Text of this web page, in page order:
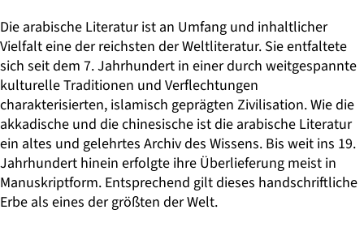
Die arabische Literatur ist an Umfang und inhaltlicher
Vielfalt eine der reichsten der Weltliteratur. Sie entfaltete
sich seit dem 7. Jahrhundert in einer durch weitgespannte
kulturelle Traditionen und Verflechtungen
charakterisierten, islamisch geprägten Zivilisation. Wie die
akkadische und die chinesische ist die arabische Literatur
ein altes und gelehrtes Archiv des Wissens. Bis weit ins 19.
Jahrhundert hinein erfolgte ihre Überlieferung meist in
Manuskriptform. Entsprechend gilt dieses handschriftliche
Erbe als eines der größten der Welt.